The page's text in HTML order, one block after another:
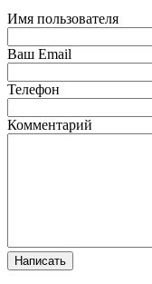
Имя пользователя
Ваш Email
Телефон
Комментарий
Написать